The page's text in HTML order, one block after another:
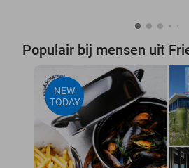
Populair bij mensen uit
NEW
TODAY